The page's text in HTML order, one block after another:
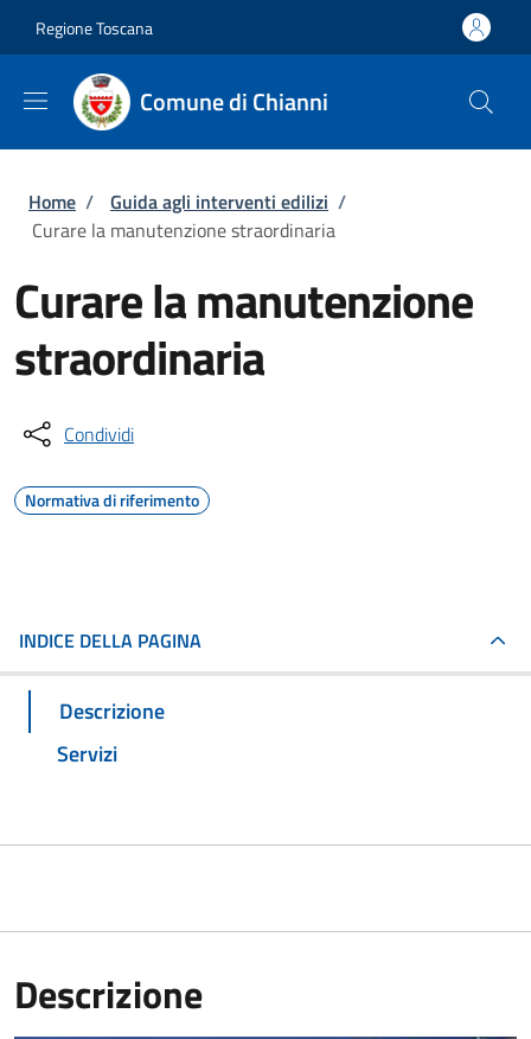
Regione Toscana
Comune di Chianni
Briciole di pane
Home / Guida agli interventi edilizi /
Curare la manutenzione straordinaria
Curare la manutenzione
straordinaria
Condividi
Normativa di riferimento
INDICE DELLA PAGINA
Descrizione
Servizi
Descrizione